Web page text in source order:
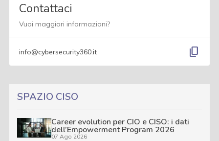
Contattaci
Vuoi maggiori informazioni?
info@cybersecurity360.it content_copy
SPAZIO CISO
Career evolution per CIO e CISO: i dati
dell’Empowerment Program 2026
07 Ago 2026